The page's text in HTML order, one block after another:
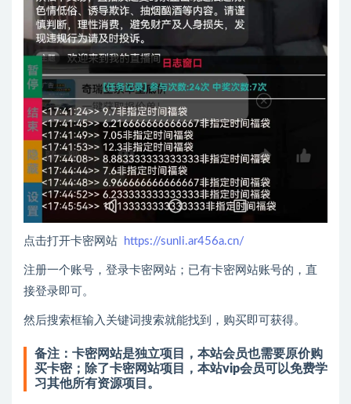
点击打开卡密网站 https://sunli.ar456a.cn/
注册一个账号，登录卡密网站；已有卡密网站账号的，直
接登录即可。
然后搜索框输入关键词搜索就能找到，购买即可获得。
备注：卡密网站是独立项目，本站会员也需要原价购
买卡密；除了卡密网站项目，本站vip会员可以免费学
习其他所有资源项目。